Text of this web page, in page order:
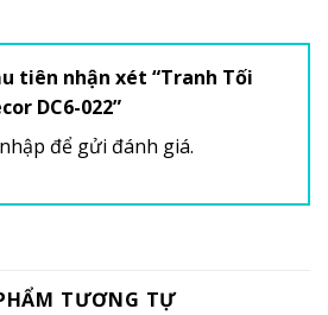
tiên nhận xét “Tranh Tối
DC6-022”
để gửi đánh giá.
TƯƠNG TỰ